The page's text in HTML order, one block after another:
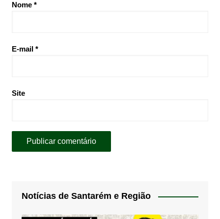
Nome *
E-mail *
Site
Notícias de Santarém e Região